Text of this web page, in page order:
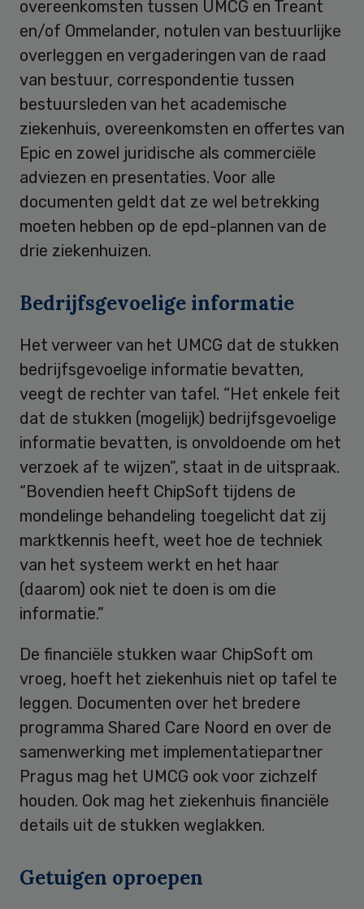
overeenkomsten tussen UMCG en Treant
en/of Ommelander, notulen van bestuurlijke
overleggen en vergaderingen van de raad
van bestuur, correspondentie tussen
bestuursleden van het academische
ziekenhuis, overeenkomsten en offertes van
Epic en zowel juridische als commerciële
adviezen en presentaties. Voor alle
documenten geldt dat ze wel betrekking
moeten hebben op de epd-plannen van de
drie ziekenhuizen.
Bedrijfsgevoelige informatie
Het verweer van het UMCG dat de stukken
bedrijfsgevoelige informatie bevatten,
veegt de rechter van tafel. “Het enkele feit
dat de stukken (mogelijk) bedrijfsgevoelige
informatie bevatten, is onvoldoende om het
verzoek af te wijzen”, staat in de uitspraak.
“Bovendien heeft ChipSoft tijdens de
mondelinge behandeling toegelicht dat zij
marktkennis heeft, weet hoe de techniek
van het systeem werkt en het haar
(daarom) ook niet te doen is om die
informatie.”
De financiële stukken waar ChipSoft om
vroeg, hoeft het ziekenhuis niet op tafel te
leggen. Documenten over het bredere
programma Shared Care Noord en over de
samenwerking met implementatiepartner
Pragus mag het UMCG ook voor zichzelf
houden. Ook mag het ziekenhuis financiële
details uit de stukken weglakken.
Getuigen oproepen